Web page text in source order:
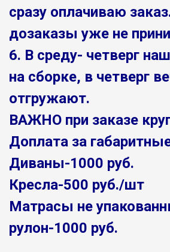
сразу оплачиваю
дозаказы уже не
6. В среду- четверг
на сборке, в четверг
отгружают.
ВАЖНО при заказе
Доплата за
Диваны-1000 руб.
Кресла-500 руб./шт
Матрасы не
рулон-1000 руб.